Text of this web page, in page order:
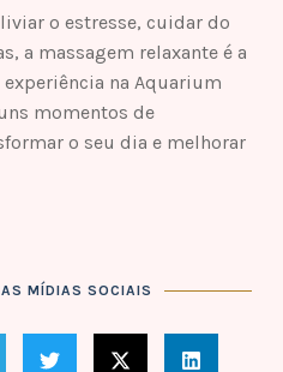
o estresse, cuidar do
a massagem relaxante é a
na Aquarium
momentos de
o seu dia e melhorar
MÍDIAS SOCIAIS